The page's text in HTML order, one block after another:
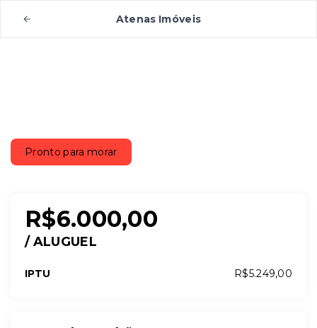
Atenas Imóveis
Pronto para morar
R$6.000,00
/ALUGUEL
IPTU R$5.249,00